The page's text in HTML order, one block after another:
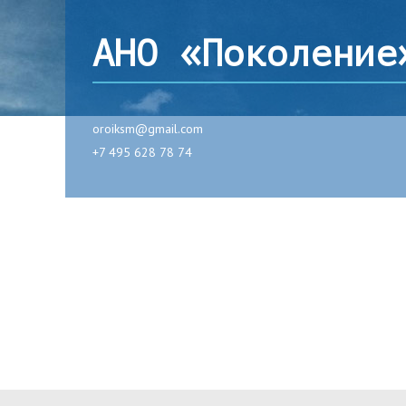
АНО
oroiksm@gmail.com
+7 495 628 78 74